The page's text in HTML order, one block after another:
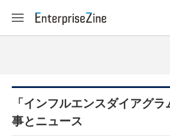
「インフルエンスダイアグ
事とニュース